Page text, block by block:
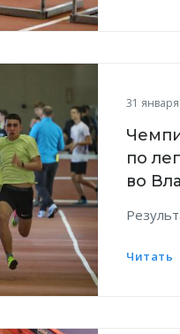
31 января
по
во
Читать